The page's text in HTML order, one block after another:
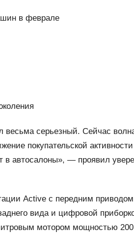
в феврале
серьезный. Сейчас
покупательской
в автосалоны», — проявил
Active с передним
вида и цифровой
мотором мощностью